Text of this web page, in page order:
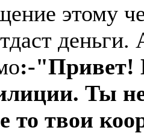
этому
:-"Привет!
Ты
то твои